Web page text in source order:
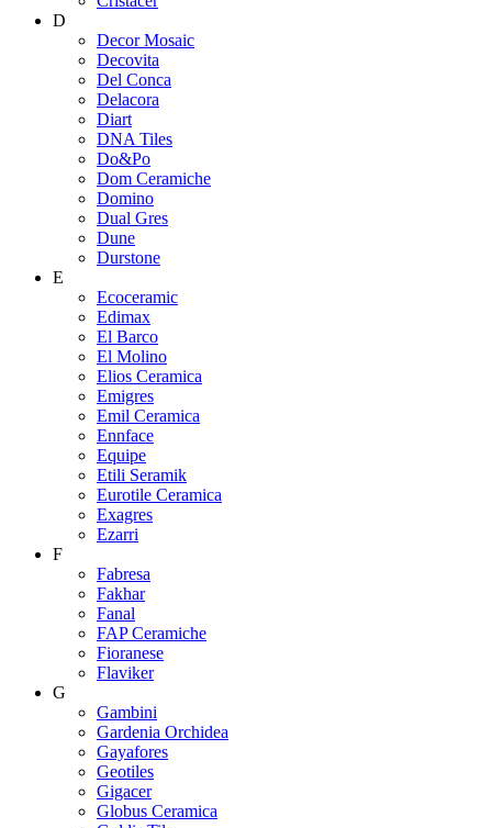
D
Decor Mosaic
Decovita
Del Conca
Delacora
Diart
DNA Tiles
Do&Po
Dom Ceramiche
Domino
Dual Gres
Dune
Durstone
E
Ecoceramic
Edimax
El Barco
El Molino
Elios Ceramica
Emigres
Emil Ceramica
Ennface
Equipe
Etili Seramik
Eurotile Ceramica
Exagres
Ezarri
F
Fabresa
Fakhar
Fanal
FAP Ceramiche
Fioranese
Flaviker
G
Gambini
Gardenia Orchidea
Gayafores
Geotiles
Gigacer
Globus Ceramica